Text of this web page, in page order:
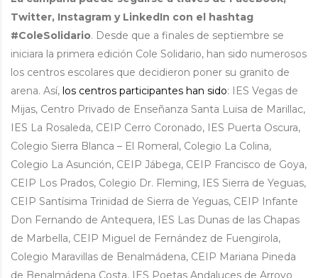
Twitter, Instagram y LinkedIn con el hashtag
#ColeSolidario. Desde que a finales de septiembre se
iniciara la primera edición Cole Solidario, han sido numerosos
los centros escolares que decidieron poner su granito de
arena. Así, los centros participantes han sido: IES Vegas de
Mijas, Centro Privado de Enseñanza Santa Luisa de Marillac,
IES La Rosaleda, CEIP Cerro Coronado, IES Puerta Oscura,
Colegio Sierra Blanca – El Romeral, Colegio La Colina,
Colegio La Asunción, CEIP Jábega, CEIP Francisco de Goya,
CEIP Los Prados, Colegio Dr. Fleming, IES Sierra de Yeguas,
CEIP Santísima Trinidad de Sierra de Yeguas, CEIP Infante
Don Fernando de Antequera, IES Las Dunas de las Chapas
de Marbella, CEIP Miguel de Fernández de Fuengirola,
Colegio Maravillas de Benalmádena, CEIP Mariana Pineda
de Benalmádena Costa, IES Poetas Andaluces de Arroyo